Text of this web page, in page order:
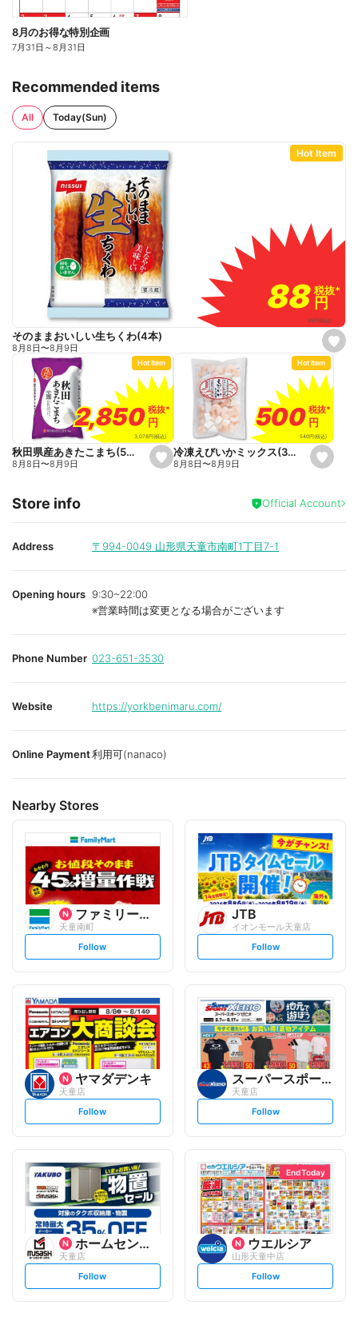
8月のお得な特別企画
7月31日 ～8月31日
Recommended items
All Today(Sun)
s
e
Hot Item
88
88税抜*
税抜*
円
円
95円(税込)
そのままおいしい生ちくわ(4本)
8月8日〜8月9日
s
e
i
t
Hot Item
2,850
2,850税抜*
税抜*
円
円
3,078円(税込)
秋田県産あきたこまち(5kg)
8月8日〜8月9日
s
e
a
Hot Item
500
500 税抜*
税抜*
円
円
540円(税込)
冷凍えびいかミックス(300g)
8月8日〜8月9日
Store info Official Account
Address 〒994-0049 山形県天童市南町1丁目7-1
Opening hours 9:30~22:00
※営業時間は変更となる場合がございます
Phone Number 023-651-3530
Website https://yorkbenimaru.com/
Online Payment利用可(nanaco)
Nearby Stores
ファミリーマート
天童南町
s
t
l
o
w
Follow
JTB
イオンモール天童店
s
t
l
o
w
Follow
ヤマダデンキ
天童店
s
t
l
o
Follow
スーパースポーツゼビオ
天童店
s
t
l
o
w
Follow
ホームセンタームサシ
天童店
s
t
Follow
End Today
ウエルシア
山形天童中店
s
t
Follow